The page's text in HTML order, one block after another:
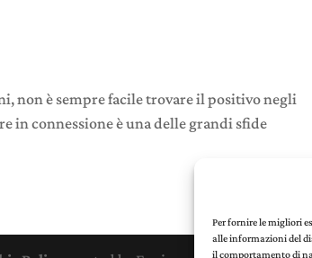
Per fornire le migliori
alle informazioni del
il comportamento di
non è sempre facile trovare il positivo negli
in connessione è una delle grandi sfide